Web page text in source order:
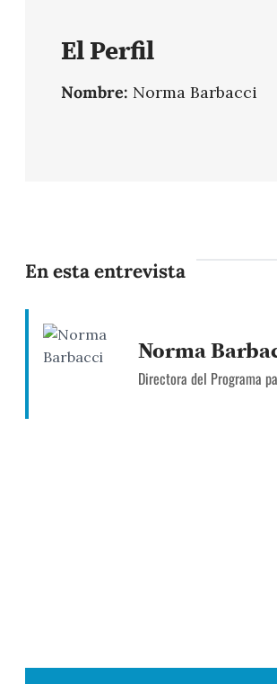
El Perfil
Nombre: Norma Barbacci
En esta entrevista
Norma
Directora del Programa